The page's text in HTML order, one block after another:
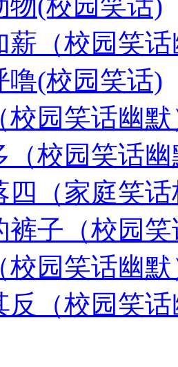
薪（校园笑
噜(校园笑话)
校园笑话幽
（校园笑话
四（家庭笑
裤子（校园
校园笑话幽默
反（校园笑